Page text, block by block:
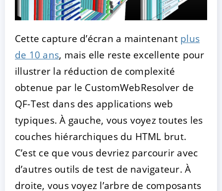
Cette capture d’écran a maintenant plus
de 10 ans, mais elle reste excellente pour
illustrer la réduction de complexité
obtenue par le CustomWebResolver de
QF-Test dans des applications web
typiques. À gauche, vous voyez toutes les
couches hiérarchiques du HTML brut.
C’est ce que vous devriez parcourir avec
d’autres outils de test de navigateur. À
droite, vous voyez l’arbre de composants